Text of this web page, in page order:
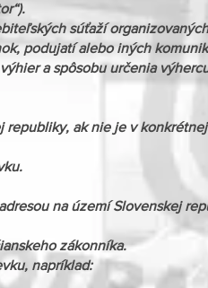
súťaží
podujatí alebo iných
a spôsobu určenia
republiky, ak nie je v
na území Slovenskej
zákonníka.
napríklad: